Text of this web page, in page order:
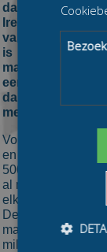
dames kan je
Irene Schouten
van het
is er prijs.
maar om in
een
dames- als de
met vrijdag 21
Vorig seizoen
en succesvol en
500 managers
al meer
elkaar. Dit komt
De manager
marathonteam
miljoen, per